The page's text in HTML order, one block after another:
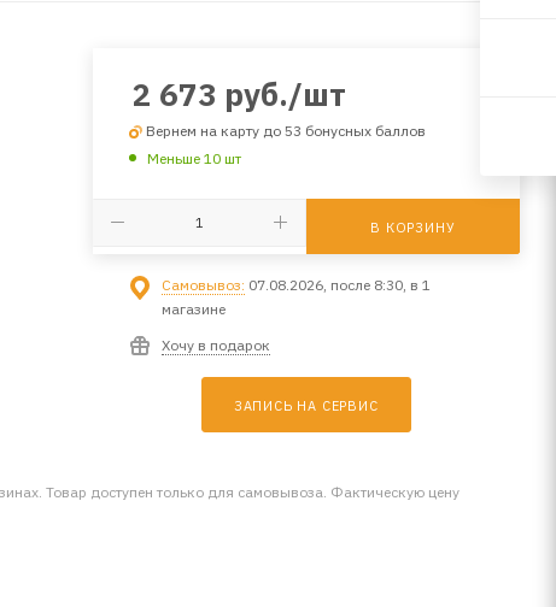
2 673 руб./шт
Вернем на карту до 53 бонусных баллов
Меньше 10 шт
В КОРЗИНУ
Самовывоз: 07.08.2026, после 8:30, в 1
магазине
Хочу в подарок
ЗАПИСЬ НА СЕРВИС
Товар доступен только для самовывоза. Фактическую цену